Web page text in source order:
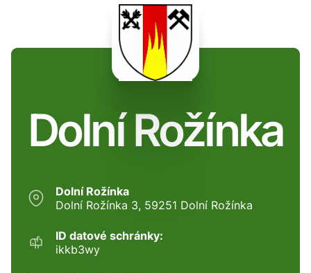
Dolní Rožínka
Dolní Rožínka
Dolní Rožínka 3, 59251 Dolní Rožínka
ID datové schránky:
ikkb3wy